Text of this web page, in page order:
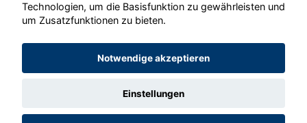
© konjunkturmotor.de GmbH 2020 - 2026
Technologien, um die Basisfunktion zu gewährleisten und
um Zusatzfunktionen zu bieten.
Notwendige akzeptieren
Einstellungen